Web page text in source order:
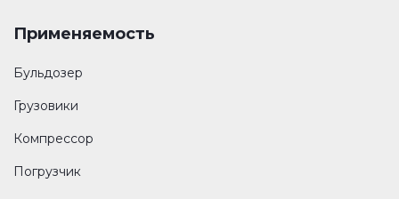
Применяемость
Бульдозер
Грузовики
Компрессор
Погрузчик